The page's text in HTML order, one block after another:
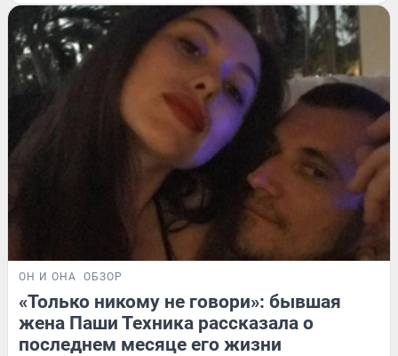
ОН И ОНА ОБЗОР
«Только никому не говори»: бывшая
жена Паши Техника рассказала о
последнем месяце его жизни